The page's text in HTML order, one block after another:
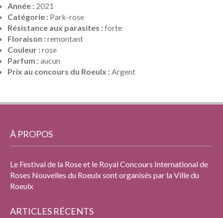
Année : 2021
Catégorie : Park-rose
Résistance aux parasites :forte
Floraison :remontant
Couleur :rose
Parfum :aucun
Prix au concours du Roeulx : Argent
À PROPOS
Le Festival de la Rose et le Royal Concours International de
Roses Nouvelles du Roeulx sont organisés par la Ville du
Roeulx
ARTICLES RÉCENTS